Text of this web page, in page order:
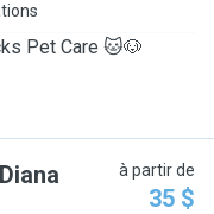
Care 🐱🐶
à partir de
35 $